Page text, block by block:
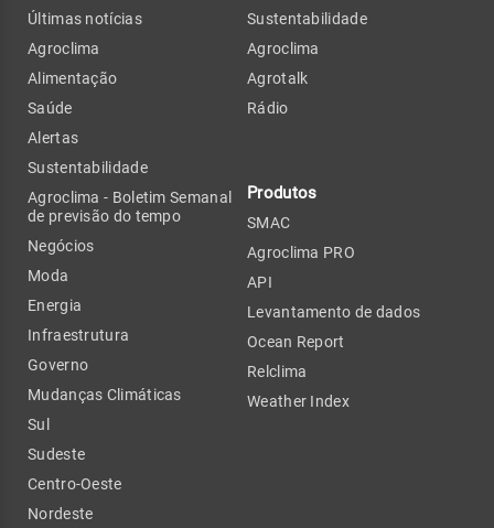
Últimas notícias
Agroclima
Alimentação
Saúde
Alertas
Sustentabilidade
Agroclima - Boletim Semanal
de previsão do tempo
Negócios
Moda
Energia
Infraestrutura
Governo
Mudanças Climáticas
Sul
Sudeste
Centro-Oeste
Nordeste
Sustentabilidade
Agroclima
Agrotalk
Rádio
Produtos
SMAC
Agroclima PRO
API
Levantamento de dados
Ocean Report
Relclima
Weather Index